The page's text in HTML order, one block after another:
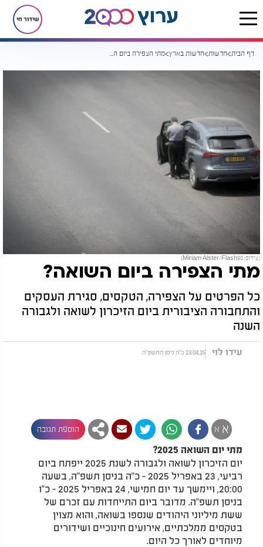
שידור חי
דף הבית חדשות חדשות בארץ מתי הצפירה ביום השואה?
(צילום: Miriam Alster/Flash90)
מתי הצפירה ביום השואה?
כל הפרטים על הצפירה, הטקסים, סגירת העסקים
והתחבורה הציבורית ביום הזיכרון לשואה ולגבורה
השנה
עידו לוי 23.04.25 כ"ה ניסן התשפ"ה
א א הוספת תגובה
מתי יום השואה 2025?
יום הזיכרון לשואה ולגבורה לשנת 2025 ייפתח ביום
רביעי, 23 באפריל 2025 - כ"ה בניסן תשפ"ה, בשעה
20:00, ויימשך עד יום חמישי, 24 באפריל 2025 - כ"ו
בניסן תשפ"ה. מדובר ביום התייחדות עם זכרם של
ששת מיליוני היהודים שנספו בשואה, והוא מצוין
בטקסים ממלכתיים, אירועים חינוכיים ושידורים
מיוחדים לאורך כל היום.